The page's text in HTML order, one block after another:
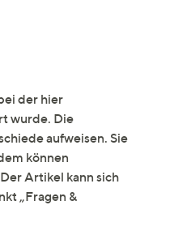
der hier
wurde. Die
aufweisen. Sie
können
Artikel kann sich
„Fragen &